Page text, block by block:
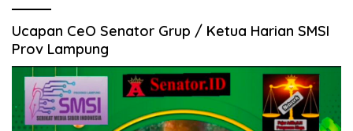
Ucapan CeO Senator Grup / Ketua Harian SMSI
Prov Lampung